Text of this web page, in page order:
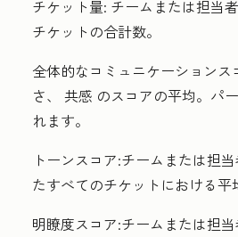
チケット量: チームまたは担当
チケットの合計数。
全体的なコミュニケーションス
さ、 共感 のスコアの平均。パ
れます。
トーンスコア:チームまたは担
たすべてのチケットにおける平
明瞭度スコア:チームまたは担